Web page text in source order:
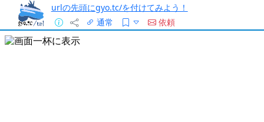
urlの先頭にgyo.tc/を付けてみよう！
通常
依頼